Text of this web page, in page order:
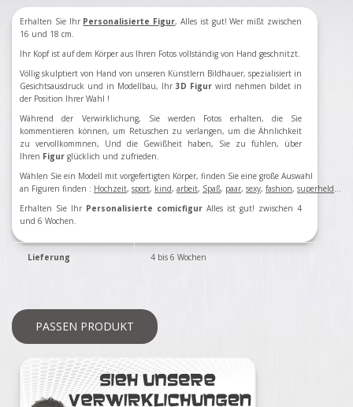
Erhalten Sie Ihr Personalisierte Figur, Alles ist gut! Wer mißt zwischen
16 und 18 cm.
Ihr Kopf ist auf dem Körper aus Ihren Fotos vollständig von Hand geschnitzt.
Völlig skulptiert von Hand von unseren Künstlern Bildhauer, spezialisiert in
Gesichtsausdruck und in Modellbau, Ihr 3D Figur wird nehmen bildet in
der Position Ihrer Wahl !
Während der Verwirklichung, Sie werden Fotos erhalten, die Sie
kommentieren können, um Retuschen zu verlangen, um die Ähnlichkeit
zu vervollkommnen, Und die Gewißheit haben, Sie zu fühlen, über
Ihren Figur glücklich und zufrieden.
Wählen Sie ein Modell mit vorgefertigten Körper, finden Sie eine große Auswahl
an Figuren finden : Hochzeit, sport, kind, arbeit, Spaß, paar, sexy, fashion, superheld...
Erhalten Sie Ihr Personalisierte comicfigur Alles ist gut! zwischen 4
und 6 Wochen.
Lieferung 4 bis 6 Wochen
PASSEN PRODUKT